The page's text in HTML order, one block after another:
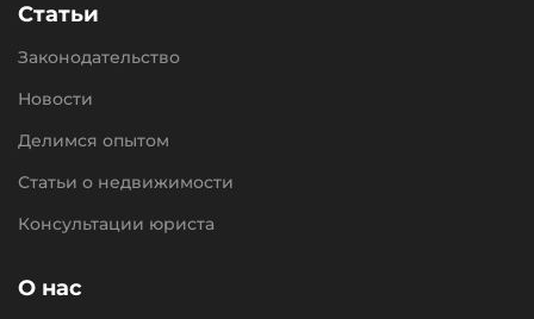
Статьи
Законодательство
Новости
Делимся опытом
Статьи о недвижимости
Консультации юриста
О нас